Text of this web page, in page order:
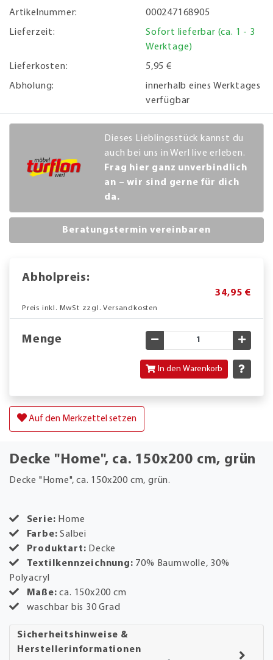
Artikelnummer:
000247168905
Lieferzeit:
Sofort lieferbar (ca. 1 - 3
Werktage)
Lieferkosten:
5,95 €
Abholung:
innerhalb eines Werktages
verfügbar
Dieses Lieblingsstück kannst du
auch bei uns in Werl live erleben.
Frag hier ganz unverbindlich
an – wir sind gerne für dich
da.
Beratungstermin vereinbaren
Abholpreis:
34,95 €
Preis inkl. MwSt zzgl. Versandkosten
Menge Gewünschte Menge
In den Warenkorb
Auf den Merkzettel setzen
Decke "Home", ca. 150x200 cm, grün
Decke "Home", ca. 150x200 cm, grün.
Serie: Home
Farbe: Salbei
Produktart: Decke
Textilkennzeichnung: 70% Baumwolle, 30%
Polyacryl
Maße:ca. 150x200 cm
waschbar bis 30 Grad
Sicherheitshinweise &
Herstellerinformationen